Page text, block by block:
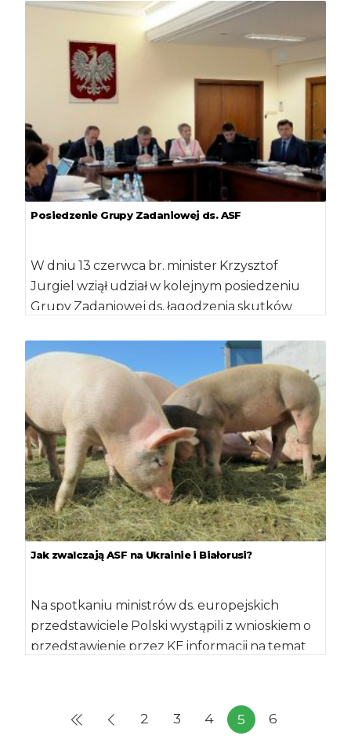
Posiedzenie Grupy Zadaniowej ds. ASF
W dniu 13 czerwca br. minister Krzysztof
Jurgiel wziął udział w kolejnym posiedzeniu
Grupy Zadaniowej ds. łagodzenia skutków
Jak zwalczają ASF na Ukrainie i Białorusi?
Na spotkaniu ministrów ds. europejskich
przedstawiciele Polski wystąpili z wnioskiem o
przedstawienie przez KE informacji na temat
2 3 4 5 6